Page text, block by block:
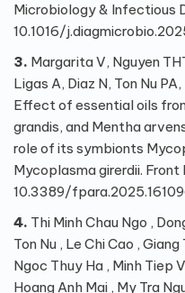
Microbiology & Infectious
10.1016/
3. Margarita V, Nguyen
Ligas A, Diaz N, Ton Nu
Effect of essential oils
grandis, and Mentha
role of its symbionts
Mycoplasma girerdii. Front
10.3389/
4. Thi Minh Chau Ngo ,
Ton Nu , Le Chi Cao ,
Ngoc Thuy Ha , Minh Tiep
Hoang Anh Mai , My Tra